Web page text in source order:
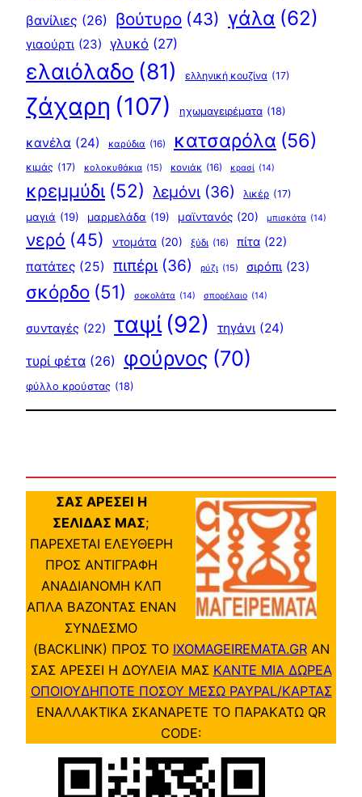
βανίλιες (26) βούτυρο (43) γάλα (62)
γιαούρτι (23) γλυκό (27)
ελαιόλαδο (81) ελληνική κουζίνα (17)
ζάχαρη (107) ηχωμαγειρέματα (18)
κανέλα (24) καρύδια (16) κατσαρόλα (56)
κιμάς (17) κολοκυθάκια (15) κονιάκ (16) κρασί (14)
κρεμμύδι (52) λεμόνι (36) λικέρ (17)
μαγιά (19) μαρμελάδα (19) μαϊντανός (20) μπισκότα (14)
νερό (45) ντομάτα (20) ξύδι (16) πίτα (22)
πατάτες (25) πιπέρι (36) ρύζι (15) σιρόπι (23)
σκόρδο (51) σοκολάτα (14) σπορέλαιο (14)
συνταγές (22) ταψί (92) τηγάνι (24)
τυρί φέτα (26) φούρνος (70)
φύλλο κρούστας (18)
ΣΑΣ ΑΡΕΣΕΙ Η
ΣΕΛΙΔΑΣ ΜΑΣ;
ΠΑΡΕΧΕΤΑΙ ΕΛΕΥΘΕΡΗ
ΠΡΟΣ ΑΝΤΙΓΡΑΦΗ
ΑΝΑΔΙΑΝΟΜΗ ΚΛΠ
ΑΠΛΑ ΒΑΖΟΝΤΑΣ ΕΝΑΝ
ΣΥΝΔΕΣΜΟ
(BACKLINK) ΠΡΟΣ ΤΟ IXOMAGEIREMATA.GRΑΝ
ΣΑΣ ΑΡΕΣΕΙ Η ΔΟΥΛΕΙΑ ΜΑΣ ΚΑΝΤΕ ΜΙΑ ΔΩΡΕΑ
ΟΠΟΙΟΥΔΗΠΟΤΕ ΠΟΣΟΥ ΜΕΣΩ PAYPAL/ΚΑΡΤΑΣ
ΕΝΑΛΛΑΚΤΙΚΑ ΣΚΑΝΑΡΕΤΕ ΤΟ ΠΑΡΑΚΑΤΩ QR
CODE: